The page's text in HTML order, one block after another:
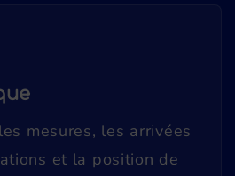
mesures, les arrivées
et la position de